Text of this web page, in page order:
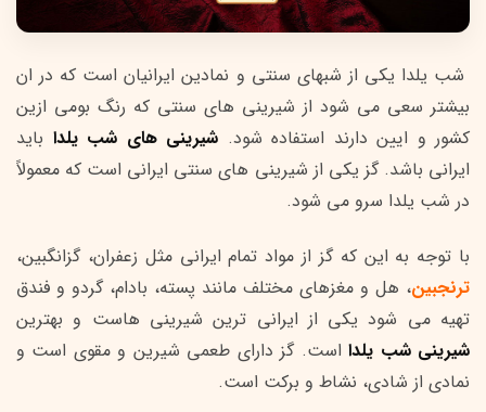
شب یلدا یکی از شبهای سنتی و نمادین ایرانیان است که در ان
بیشتر سعی می شود از شیرینی های سنتی که رنگ بومی ازین
کشور و ایین دارند استفاده شود. شیرینی های شب یلدا باید
ایرانی باشد. گز یکی از شیرینی های سنتی ایرانی است که معمولاً
در شب یلدا سرو می شود.
با توجه به این که گز از مواد تمام ایرانی مثل زعفران، گزانگبین،
ترنجبین، هل و مغزهای مختلف مانند پسته، بادام، گردو و فندق
تهیه می شود یکی از ایرانی ترین شیرینی هاست و بهترین
شیرینی شب یلدااست. گز دارای طعمی شیرین و مقوی است و
نمادی از شادی، نشاط و برکت است.